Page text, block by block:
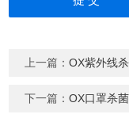
上一篇：OX紫外线
下一篇：OX口罩杀